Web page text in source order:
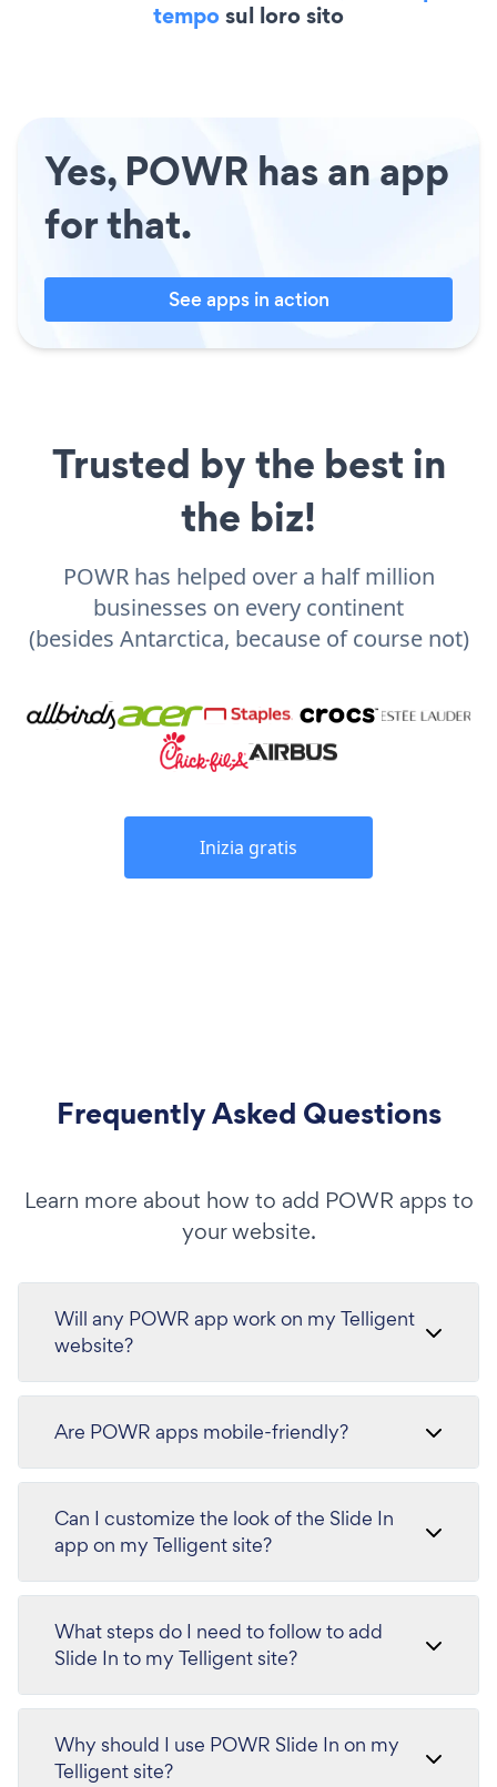
temposul loro sito
Yes, POWR has an app
for that.
See apps in action
Trusted by the best in
the biz!
POWR has helped over a half million
businesses on every continent
(besides Antarctica, because of course not)
Inizia gratis
Frequently Asked Questions
Learn more about how to add POWR apps to
your website.
Will any POWR app work on my Telligent
website?
Are POWR apps mobile-friendly?
Can I customize the look of the Slide In
app on my Telligent site?
What steps do I need to follow to add
Slide In to my Telligent site?
Why should I use POWR Slide In on my
Telligent site?